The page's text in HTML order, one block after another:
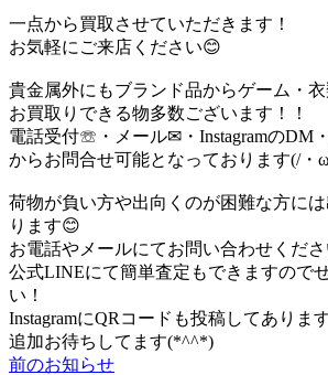
一点から買取させていただきます！
お気軽にご来店ください😊
貴金属外にもブランド品からゲーム・
お買取りできる物多数ございます！！
電話受付☏・メール✉・InstagramのDM
からお問合せ可能となっております(/・
荷物が負い方や出向くのが困難な方に
ります😊
お電話やメールにてお問い合わせくださ
公式LINEにて簡単査定もできますので
い！
InstagramにQRコードも投稿してありま
追加お待ちしてます(*^^*)
前のお知らせ